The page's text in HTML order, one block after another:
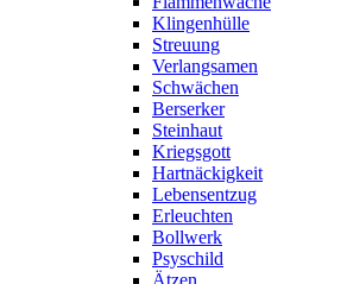
Klingenhülle
Streuung
Verlangsamen
Schwächen
Berserker
Steinhaut
Kriegsgott
Hartnäckigkeit
Lebensentzug
Erleuchten
Bollwerk
Psyschild